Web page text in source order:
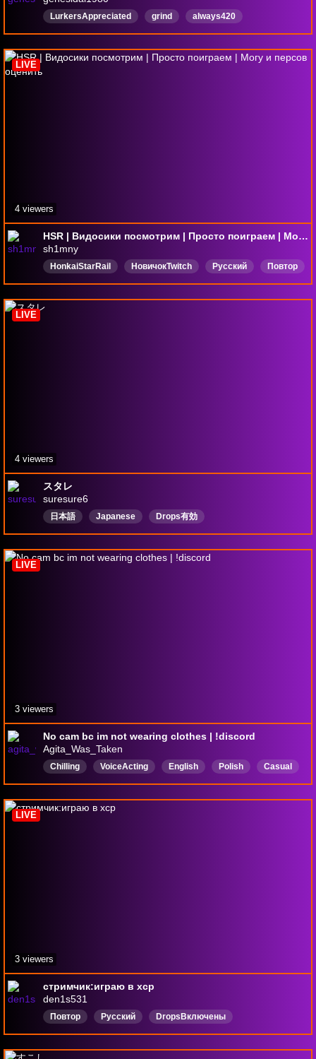
LurkersAppreciated grind
always420
247Stream
SupportiveVibes alwayson
music
adventuregame
strategy HonkaiStarRail
HSR | Видосики посмотрим | Просто поиграем | Могу и персов оценить
sh1mny
HonkaiStarRail НовичокTwitch Русский
Повтор
Общение
DropsВключены
LIVE
4 viewers
スタレ
suresure6
日本語 Japanese Drops有効
LIVE
4 viewers
No cam bc im not wearing clothes | !discord
Agita_Was_Taken
Chilling VoiceActing English Polish
Casual
Friendly
PositiveVibes humor Anime F2P
LIVE
3 viewers
стримчик:играю в хср
den1s531
Повтор Русский DropsВключены
LIVE
3 viewers